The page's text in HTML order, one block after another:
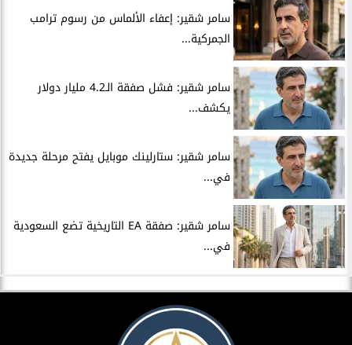
سامر شقير: إعفاء الألماس من رسوم ترامب
الجمركية...
سامر شقير: فشل صفقة الـ4.2 مليار دولار
يكشف...
سامر شقير: ستارلينك موبايل يفتح مرحلة جديدة
في...
سامر شقير: صفقة EA التاريخية تضع السعودية
في...